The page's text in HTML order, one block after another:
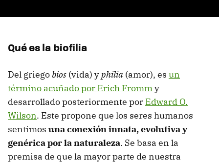
Qué es la biofilia
Del griegobios (vida) yphilia (amor), es un
término acuñado por Erich Frommy
desarrollado posteriormente por Edward O.
Wilson. Este propone que los seres humanos
sentimos una conexión innata, evolutiva y
genérica por la naturaleza. Se basa en la
premisa de que la mayor parte de nuestra